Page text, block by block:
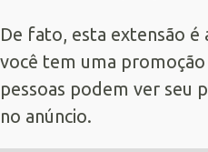
De fato, esta extensão é
você tem uma
pessoas podem ver seu
no anúncio.